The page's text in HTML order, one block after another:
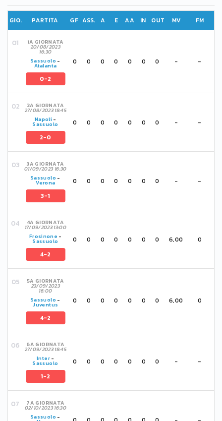
GIO. PARTITA GF ASS. A E AA IN OUT MV FM
1A GIORNATA
20/08/2023
16:30
Sassuolo -
Atalanta
0-2
0 0 0 0 0 0 0 - -
2A GIORNATA
27/08/2023 18:45
Napoli -
Sassuolo
2-0
0 0 0 0 0 0 0 - -
3A GIORNATA
01/09/2023 16:30
Sassuolo -
Verona
3-1
0 0 0 0 0 0 0 - -
4A GIORNATA
17/09/2023 13:00
Frosinone -
Sassuolo
4-2
0 0 0 0 0 0 0 6,00 0
5A GIORNATA
23/09/2023
16:00
Sassuolo -
Juventus
4-2
0 0 0 0 0 0 0 6,00 0
6A GIORNATA
27/09/2023 18:45
Inter-
Sassuolo
1-2
0 0 0 0 0 0 0 - -
7A GIORNATA
02/10/2023 16:30
Sassuolo -